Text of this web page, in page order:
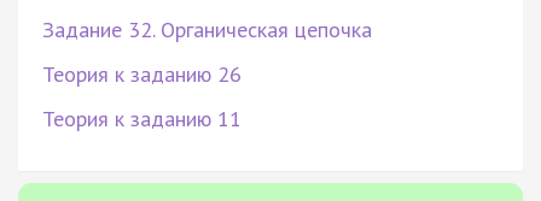
Задание 32. Органическая цепочка
Теория к заданию 26
Теория к заданию 11